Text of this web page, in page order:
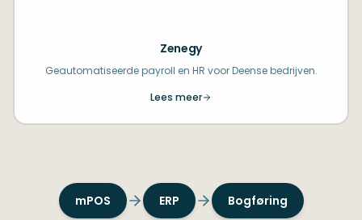
Zenegy
Geautomatiseerde payroll en HR voor Deense bedrijven.
Lees meer
mPOS ERP Bogføring